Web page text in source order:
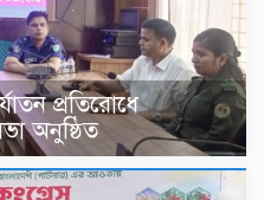
প্রতিরোধে
অনুষ্ঠিত